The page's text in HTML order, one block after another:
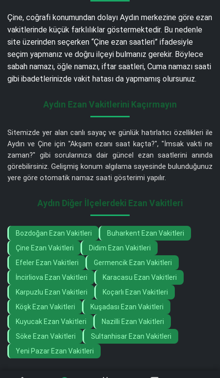
Çine, coğrafi konumundan dolayı Aydın merkezine göre ezan
vakitlerinde küçük farklılıklar göstermektedir. Bu nedenle
site üzerinden seçerken “Çine ezan saatleri” ifadesiyle
seçim yapmanız ve doğru ilçeyi bulmanız gerekir. Böylece
sabah namazı, öğle namazı, iftar saatleri, Cuma namazı saati
gibi ibadetlerinizde vakit hatası da yapmamış olursunuz.
Aydın Ezan Vakitlerini Kaçırmayın
Sitemizde yer alan canlı sayaç ve günlük hatırlatıcı özellikleri ile
Aydın ve Çine için "Akşam ezanı saat kaçta?", "İmsak vakti ne
zaman?" gibi sorularınıza dair güncel ezan saatlerini anında
görebilirsiniz. Gelişmiş konum algılama sayesinde bulunduğunuz
yere göre otomatik namaz saati gösterimi yapılır.
Aydın Diğer İlçelerdeki Ezan Vakitleri
Bozdoğan Ezan Vakitleri
Buharkent Ezan Vakitleri
Çine Ezan Vakitleri
Didim Ezan Vakitleri
Efeler Ezan Vakitleri
Germencik Ezan Vakitleri
İncirliova Ezan Vakitleri
Karacasu Ezan Vakitleri
Karpuzlu Ezan Vakitleri
Koçarlı Ezan Vakitleri
Köşk Ezan Vakitleri
Kuşadası Ezan Vakitleri
Kuyucak Ezan Vakitleri
Nazilli Ezan Vakitleri
Söke Ezan Vakitleri
Sultanhisar Ezan Vakitleri
Yeni Pazar Ezan Vakitleri